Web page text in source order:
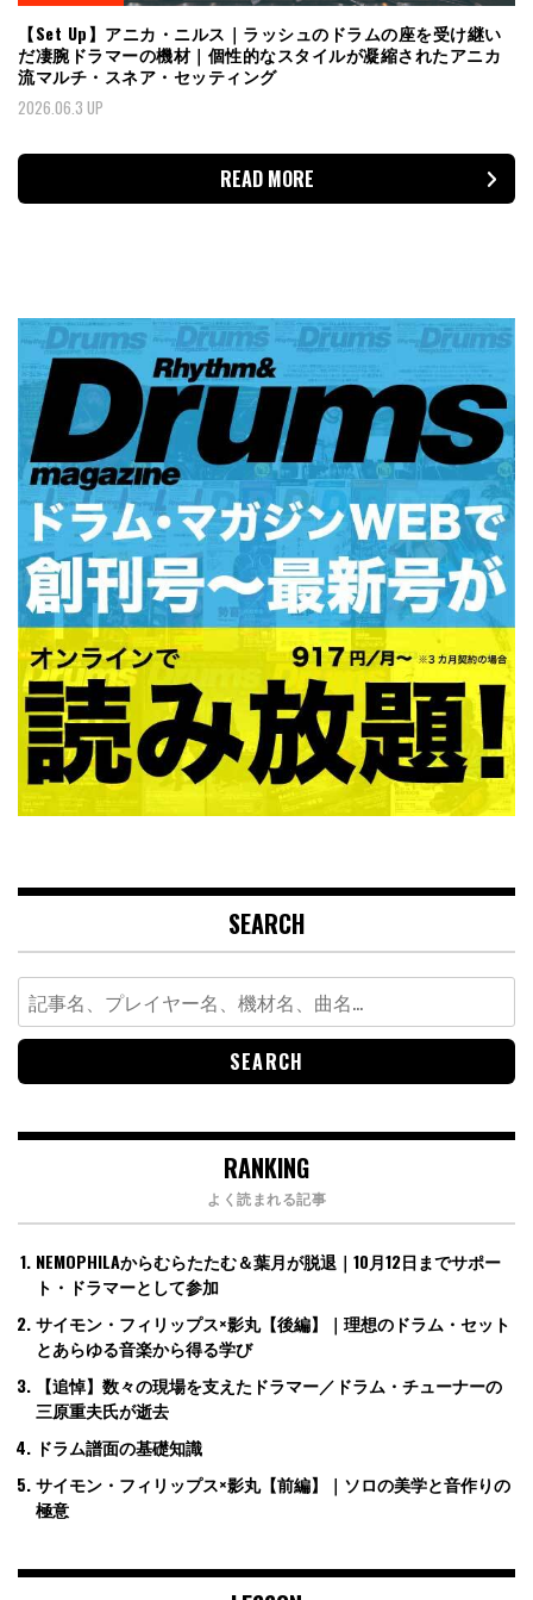
【Set Up】アニカ・ニルス｜ラッシュのドラムの座を受け継い
だ凄腕ドラマーの機材｜個性的なスタイルが凝縮されたアニカ
流マルチ・スネア・セッティング
2026.06.3 UP
READ MORE
SEARCH
Search
for:
RANKING
よく読まれる記事
NEMOPHILAからむらたたむ＆葉月が脱退｜10月12日までサポー
ト・ドラマーとして参加
サイモン・フィリップス×影丸【後編】｜理想のドラム・セット
とあらゆる音楽から得る学び
【追悼】数々の現場を支えたドラマー／ドラム・チューナーの
三原重夫氏が逝去
ドラム譜面の基礎知識
サイモン・フィリップス×影丸【前編】｜ソロの美学と音作りの
極意